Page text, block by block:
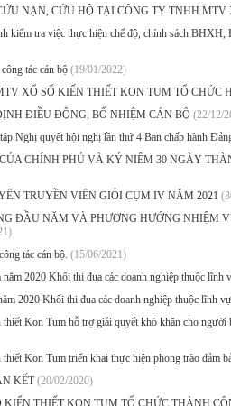
NẠN, CỨU HỘ TẠI CÔNG TY TNHH
kiểm tra việc thực hiện chế độ, chính sách
tác cán bộ (19/01/2022)
XỔ SỐ KIẾN THIẾT KON TUM TỔ
ĐIỀU ĐỘNG, BỔ NHIỆM CÁN BỘ (22/12/
Nghị quyết hội nghị lần thứ 4 Ban chấp hành
CHÍNH PHỦ VÀ KỶ NIÊM 30 NGÀY
TRUYỀN VIÊN GIỎI CỤM IV NĂM 2021
ĐẦU NĂM VÀ PHƯƠNG HƯỚNG NHIỆM
tác cán bộ. (15/06/2021)
2020 Khối thi đua các doanh nghiệp thuộc
2020 Khối thi đua các doanh nghiệp thuộc lĩnh
Kon Tum hỗ trợ giải quyết khó khăn cho người
Kon Tum triển khai thực hiện phong trào đảm
KẾT(20/02/2020)
KIẾN THIẾT KON TUM TỔ CHỨC THÀNH